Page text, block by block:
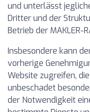
und unterlässt
Dritter und der
Betrieb der MAKLER-
Insbesondere kann
vorherige
Website zugreifen,
unbeschadet
der Notwendigkeit